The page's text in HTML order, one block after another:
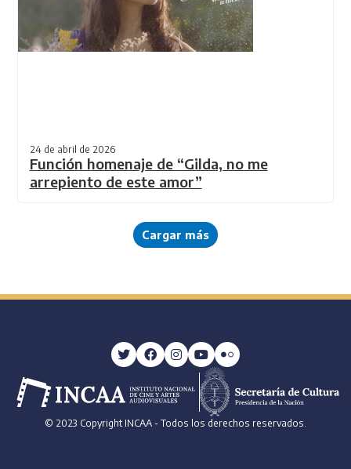
24 de abril de 2026
Función homenaje de “Gilda, no me
arrepiento de este amor”
Cargar más
© 2023 Copyright INCAA - Todos los derechos reservados.